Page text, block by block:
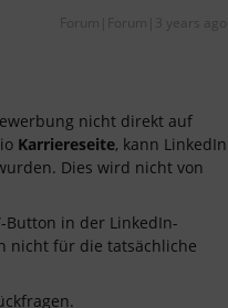
Forum|Forum|3 years ago
nicht direkt auf
Karriereseite, kann LinkedIn
Dies wird nicht von
Button in der LinkedIn-
nicht für die tatsächliche